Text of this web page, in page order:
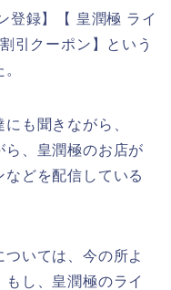
登録】【 皇潤極 ライ
引クーポン】という
も聞きながら、
ら、皇潤極のお店が
どを配信している
いては、今の所よ
し、皇潤極のライ